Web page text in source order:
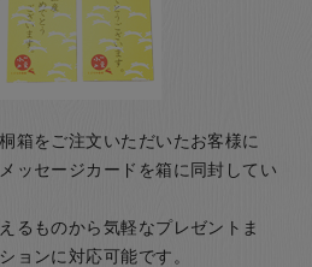
箱をご注文いただいたお客様に
ッセージカードを箱に同封してい
るものから気軽なプレゼントま
ョンに対応可能です。